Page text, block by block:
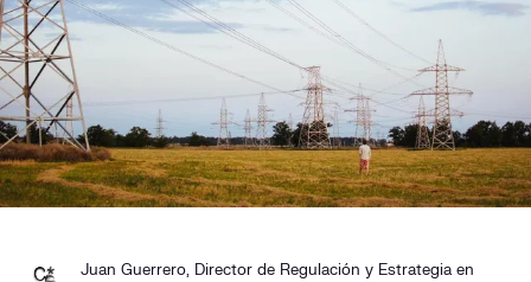
Juan Guerrero, Director de Regulación y Estrategia en